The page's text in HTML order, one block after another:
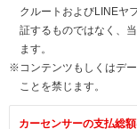
クルートおよびLINEヤ
証するものではなく、
ます。
※コンテンツもしくはデ
ことを禁じます。
カーセンサーの支払総